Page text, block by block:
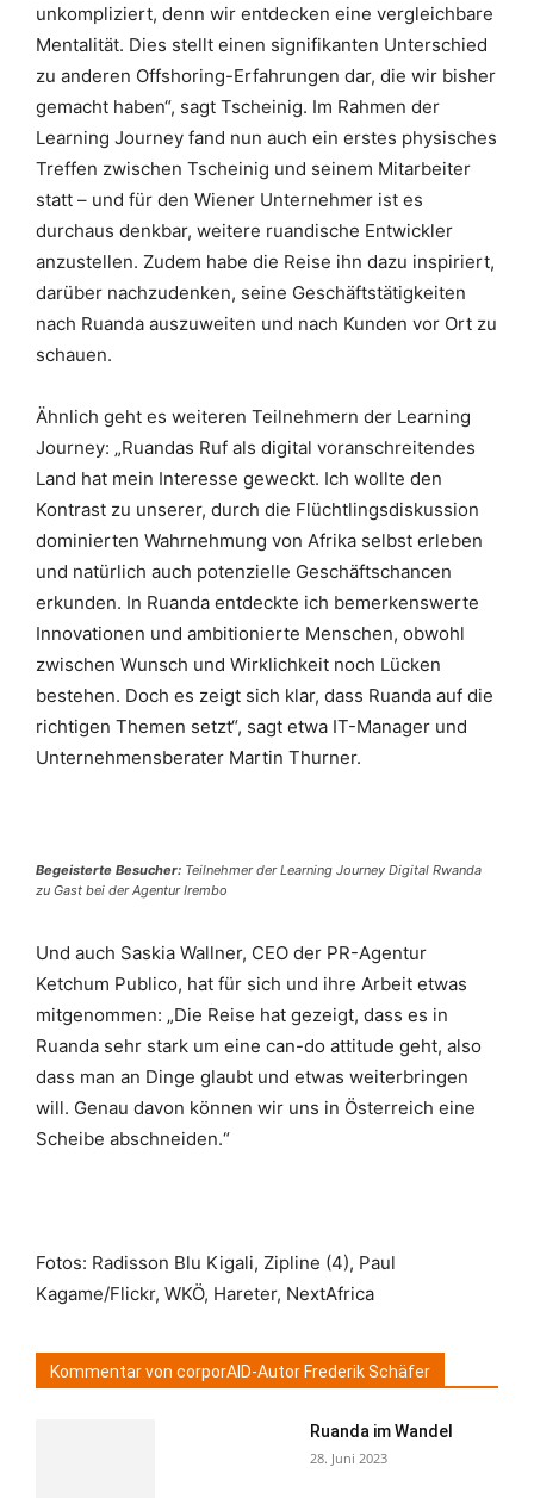
unkompliziert, denn wir entdecken eine vergleichbare
Mentalität. Dies stellt einen signifikanten Unterschied
zu anderen Offshoring-Erfahrungen dar, die wir bisher
gemacht haben“, sagt Tscheinig. Im Rahmen der
Learning Journey fand nun auch ein erstes physisches
Treffen zwischen Tscheinig und seinem Mitarbeiter
statt – und für den Wiener Unternehmer ist es
durchaus denkbar, weitere ruandische Entwickler
anzustellen. Zudem habe die Reise ihn dazu inspiriert,
darüber nachzudenken, seine Geschäftstätigkeiten
nach Ruanda auszuweiten und nach Kunden vor Ort zu
schauen.
Ähnlich geht es weiteren Teilnehmern der Learning
Journey: „Ruandas Ruf als digital voranschreitendes
Land hat mein Interesse geweckt. Ich wollte den
Kontrast zu unserer, durch die Flüchtlingsdiskussion
dominierten Wahrnehmung von Afrika selbst erleben
und natürlich auch potenzielle Geschäftschancen
erkunden. In Ruanda entdeckte ich bemerkenswerte
Innovationen und ambitionierte Menschen, obwohl
zwischen Wunsch und Wirklichkeit noch Lücken
bestehen. Doch es zeigt sich klar, dass Ruanda auf die
richtigen Themen setzt“, sagt etwa IT-Manager und
Unternehmensberater Martin Thurner.
Begeisterte Besucher: Teilnehmer der Learning Journey Digital Rwanda
zu Gast bei der Agentur Irembo
Und auch Saskia Wallner, CEO der PR-Agentur
Ketchum Publico, hat für sich und ihre Arbeit etwas
mitgenommen: „Die Reise hat gezeigt, dass es in
Ruanda sehr stark um eine can-do attitude geht, also
dass man an Dinge glaubt und etwas weiterbringen
will. Genau davon können wir uns in Österreich eine
Scheibe abschneiden.“
Fotos: Radisson Blu Kigali, Zipline (4), Paul
Kagame/Flickr, WKÖ, Hareter, NextAfrica
Kommentar von corporAID-Autor Frederik Schäfer
Ruanda im Wandel
28. Juni 2023